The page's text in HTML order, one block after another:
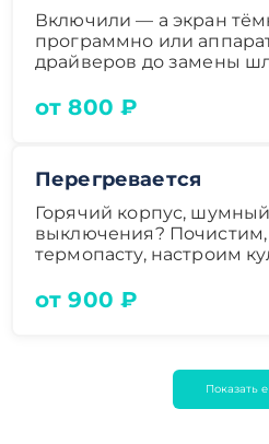
Включили — а экран
программно или
драйверов до замены
от 800 ₽
Перегревается
Горячий корпус,
выключения?
термопасту, настроим
от 900 ₽
Показать